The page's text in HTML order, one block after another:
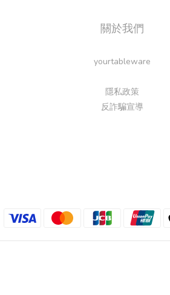
關於我們
yourtableware
隱私政策
反詐騙宣導